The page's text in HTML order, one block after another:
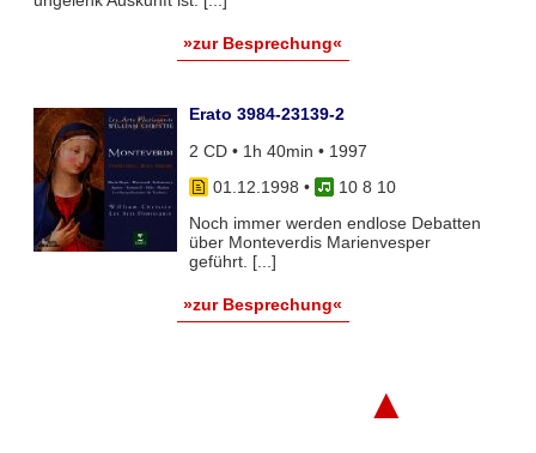
»zur Besprechung«
Erato 3984-23139-2
2 CD • 1h 40min • 1997
01.12.1998 •
10 8 10
Noch immer werden endlose Debatten
über Monteverdis Marienvesper
geführt. [...]
»zur Besprechung«
▲